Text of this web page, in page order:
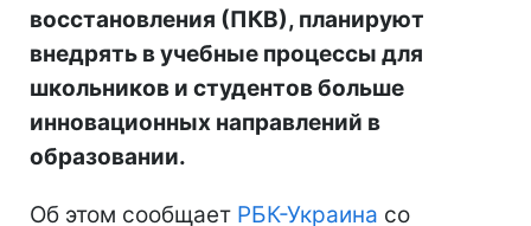
восстановления (ПКВ), планируют
внедрять в учебные процессы для
школьников и студентов больше
инновационных направлений в
образовании.
Об этом сообщает РБК-Украина со